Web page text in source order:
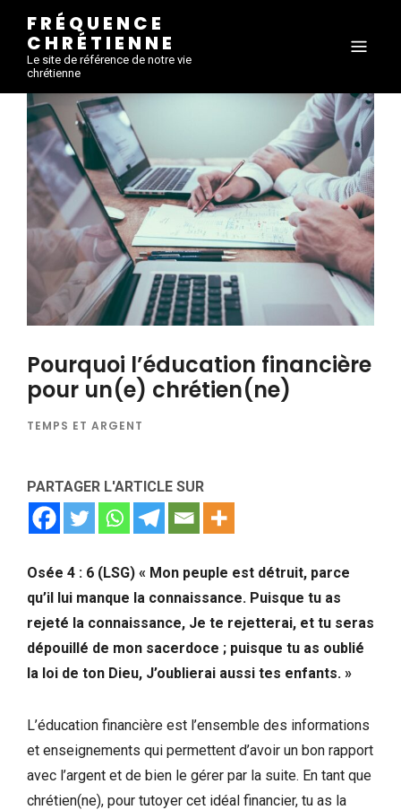
FRÉQUENCE
CHRÉTIENNE
Le site de référence de notre vie
chrétienne
Pourquoi l’éducation financière
pour un(e) chrétien(ne)
TEMPS ET ARGENT
PARTAGER L'ARTICLE SUR
Osée 4 : 6 (LSG) « Mon peuple est détruit, parce
qu’il lui manque la connaissance. Puisque tu as
rejeté la connaissance, Je te rejetterai, et tu seras
dépouillé de mon sacerdoce ; puisque tu as oublié
la loi de ton Dieu, J’oublierai aussi tes enfants. »
L’éducation financière est l’ensemble des informations
et enseignements qui permettent d’avoir un bon rapport
avec l’argent et de bien le gérer par la suite. En tant que
chrétien(ne), pour tutoyer cet idéal financier, tu as la